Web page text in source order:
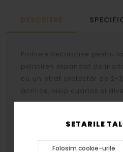
SETARILE
Folosim cookie-urile
DESCRIERE
Profilele decorative pentru
polistiren expandat de
cu un strat protector de 2-
acrilice, nisip cuartos si
atat profilelor cat si